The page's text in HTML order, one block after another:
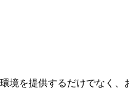
境を提供するだけでなく